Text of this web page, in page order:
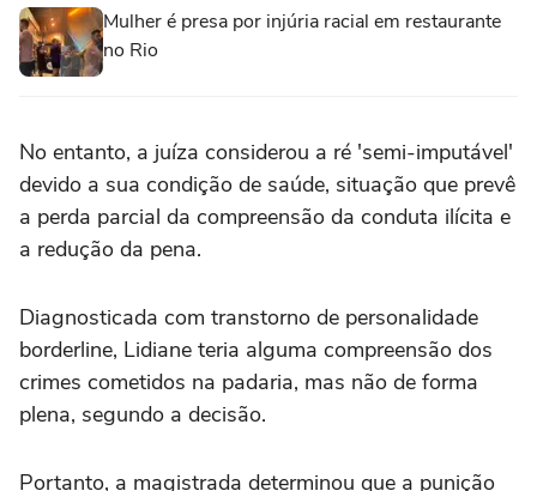
Mulher é presa por injúria racial em restaurante
no Rio
No entanto, a juíza considerou a ré 'semi-imputável'
devido a sua condição de saúde, situação que prevê
a perda parcial da compreensão da conduta ilícita e
a redução da pena.
Diagnosticada com transtorno de personalidade
borderline, Lidiane teria alguma compreensão dos
crimes cometidos na padaria, mas não de forma
plena, segundo a decisão.
Portanto, a magistrada determinou que a punição